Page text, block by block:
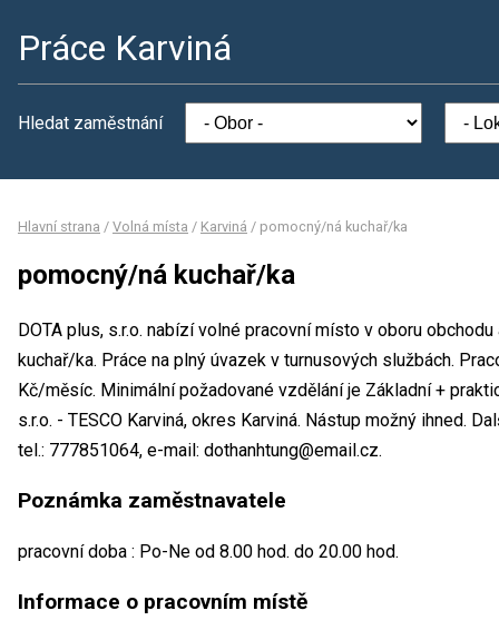
Práce Karviná
Hledat zaměstnání
Hlavní strana / Volná místa / Karviná / pomocný/ná kuchař/ka
pomocný/ná kuchař/ka
DOTA plus, s.r.o. nabízí volné pracovní místo v oboru
kuchař/ka. Práce na plný úvazek v turnusových službách.
Kč/měsíc. Minimální požadované vzdělání je Základní +
s.r.o. - TESCO Karviná, okres Karviná. Nástup možný ihned.
tel.: 777851064, e-mail: dothanhtung@email.cz.
Poznámka zaměstnavatele
pracovní doba : Po-Ne od 8.00 hod. do 20.00 hod.
Informace o pracovním místě